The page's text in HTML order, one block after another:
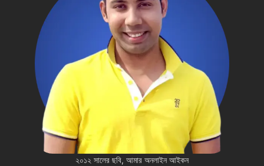
২০১২ সালের ছবি, আমার অনলাইন আইকন